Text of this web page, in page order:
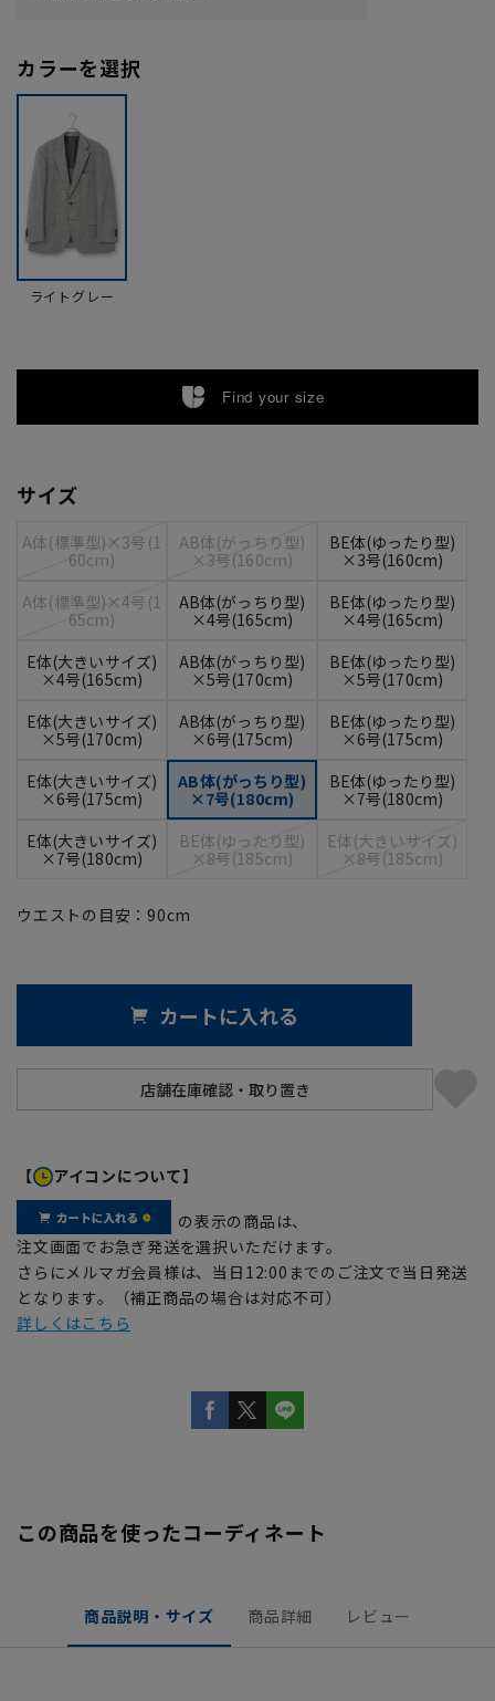
カラーを選択
ライトグレー
Find your size
サイズ
A体(標準型)×3号(1
60cm)
AB体(がっちり型)
×3号(160cm)
BE体(ゆったり型)
×3号(160cm)
A体(標準型)×4号(1
65cm)
AB体(がっちり型)
×4号(165cm)
BE体(ゆったり型)
×4号(165cm)
E体(大きいサイズ)
×4号(165cm)
AB体(がっちり型)
×5号(170cm)
BE体(ゆったり型)
×5号(170cm)
E体(大きいサイズ)
×5号(170cm)
AB体(がっちり型)
×6号(175cm)
BE体(ゆったり型)
×6号(175cm)
E体(大きいサイズ)
×6号(175cm)
AB体(がっちり型)
×7号(180cm)
BE体(ゆったり型)
×7号(180cm)
E体(大きいサイズ)
×7号(180cm)
BE体(ゆったり型)
×8号(185cm)
E体(大きいサイズ)
×8号(185cm)
ウエストの目安： 90cm
カートに入れる
【 アイコンについて】
の表示の商品は、
注文画面でお急ぎ発送を選択いただけます。
さらにメルマガ会員様は、当日12:00までのご注文で当日発送
となります。（補正商品の場合は対応不可）
詳しくはこちら
この商品を使ったコーディネート
商品説明・サイズ 商品詳細 レビュー